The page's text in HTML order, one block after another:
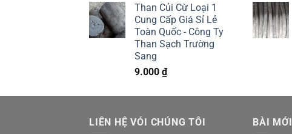
Than Củi Cừ Loại 1
Cung Cấp Giá Sỉ Lẻ
Toàn Quốc - Công Ty
Than Sạch Trường
Sang
9.000 ₫
LIÊN HỆ VÓI CHÚNG TÔI BÀI MỚI